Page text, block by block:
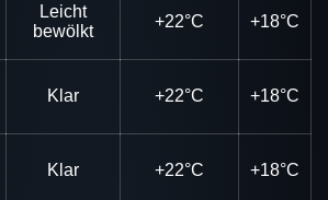
Leicht
bewölkt
+22°C +18°C
Klar +22°C +18°C
Klar +22°C +18°C